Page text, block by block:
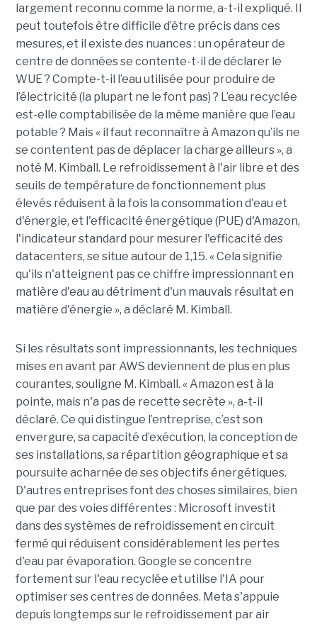
largement reconnu comme la norme, a-t-il expliqué. Il
peut toutefois être difficile d’être précis dans ces
mesures, et il existe des nuances : un opérateur de
centre de données se contente-t-il de déclarer le
WUE ? Compte-t-il l’eau utilisée pour produire de
l’électricité (la plupart ne le font pas) ? L’eau recyclée
est-elle comptabilisée de la même manière que l’eau
potable ? Mais « il faut reconnaître à Amazon qu’ils ne
se contentent pas de déplacer la charge ailleurs », a
noté M. Kimball. Le refroidissement à l'air libre et des
seuils de température de fonctionnement plus
élevés réduisent à la fois la consommation d'eau et
d'énergie, et l'efficacité énergétique (PUE) d'Amazon,
l'indicateur standard pour mesurer l'efficacité des
datacenters, se situe autour de 1,15. « Cela signifie
qu'ils n'atteignent pas ce chiffre impressionnant en
matière d'eau au détriment d'un mauvais résultat en
matière d'énergie », a déclaré M. Kimball.
Si les résultats sont impressionnants, les techniques
mises en avant par AWS deviennent de plus en plus
courantes, souligne M. Kimball. « Amazon est à la
pointe, mais n'a pas de recette secrète », a-t-il
déclaré. Ce qui distingue l’entreprise, c’est son
envergure, sa capacité d’exécution, la conception de
ses installations, sa répartition géographique et sa
poursuite acharnée de ses objectifs énergétiques.
D'autres entreprises font des choses similaires, bien
que par des voies différentes : Microsoft investit
dans des systèmes de refroidissement en circuit
fermé qui réduisent considérablement les pertes
d'eau par évaporation. Google se concentre
fortement sur l'eau recyclée et utilise l'IA pour
optimiser ses centres de données. Meta s'appuie
depuis longtemps sur le refroidissement par air